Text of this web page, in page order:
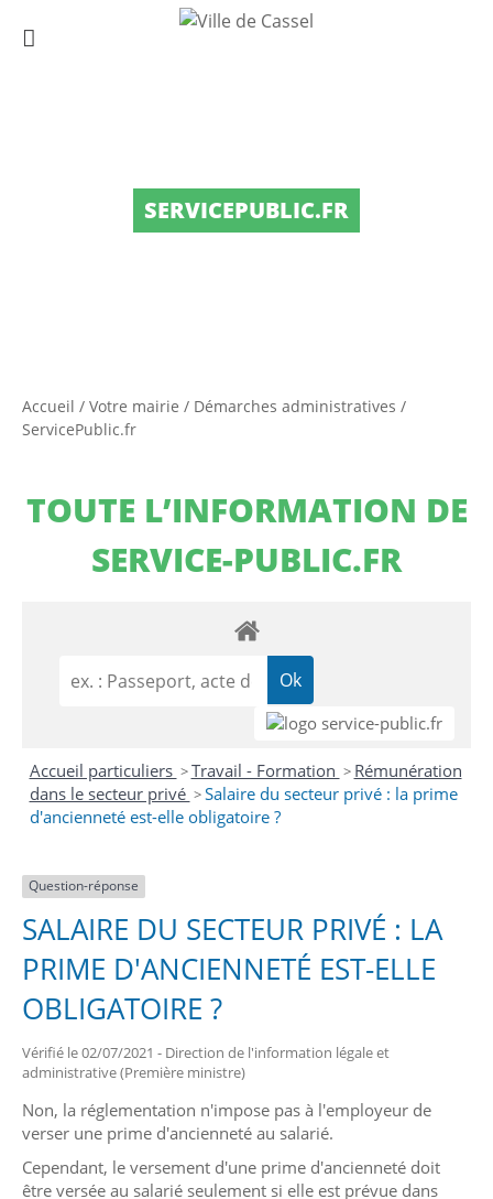
SERVICEPUBLIC.FR
Accueil / Votre mairie / Démarches administratives /
ServicePublic.fr
TOUTE L’INFORMATION DE
SERVICE-PUBLIC.FR
Accueil particuliers >Travail - Formation > Rémunération
dans le secteur privé >Salaire du secteur privé : la prime
d'ancienneté est-elle obligatoire ?
Question-réponse
SALAIRE DU SECTEUR PRIVÉ : LA
PRIME D'ANCIENNETÉ EST-ELLE
OBLIGATOIRE ?
Vérifié le 02/07/2021 - Direction de l'information légale et
administrative (Première ministre)
Non, la réglementation n'impose pas à l'employeur de
verser une prime d'ancienneté au salarié.
Cependant, le versement d'une prime d'ancienneté doit
être versée au salarié seulement si elle est prévue dans